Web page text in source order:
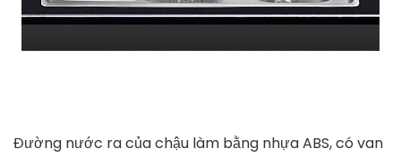
Đường nước ra của chậu làm bằng nhựa ABS, có van